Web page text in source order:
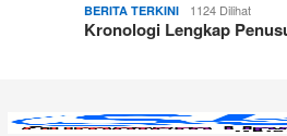
BERITA TERKINI 1124 Dilihat
Kronologi Lengkap